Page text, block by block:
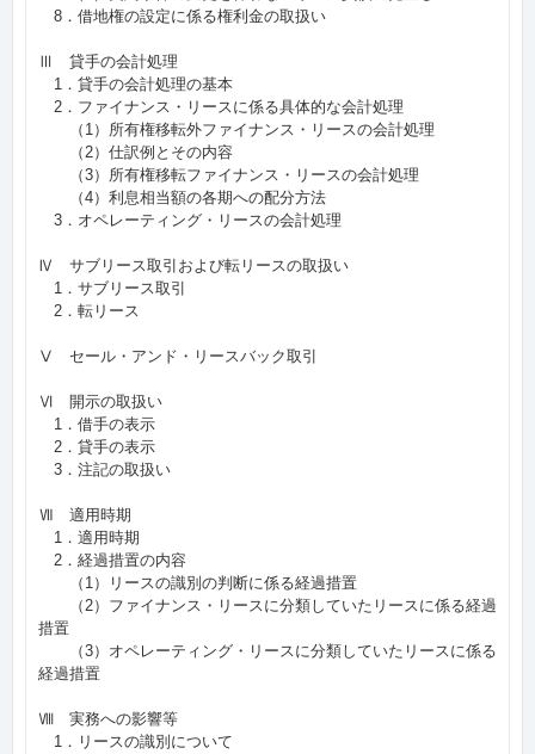
8．借地権の設定に係る権利金の取扱い
Ⅲ 貸手の会計処理
1．貸手の会計処理の基本
2．ファイナンス・リースに係る具体的な会計処理
（1）所有権移転外ファイナンス・リースの会計処理
（2）仕訳例とその内容
（3）所有権移転ファイナンス・リースの会計処理
（4）利息相当額の各期への配分方法
3．オペレーティング・リースの会計処理
Ⅳ サブリース取引および転リースの取扱い
1．サブリース取引
2．転リース
Ⅴ セール・アンド・リースバック取引
Ⅵ 開示の取扱い
1．借手の表示
2．貸手の表示
3．注記の取扱い
Ⅶ 適用時期
1．適用時期
2．経過措置の内容
（1）リースの識別の判断に係る経過措置
（2）ファイナンス・リースに分類していたリースに係る経過
措置
（3）オペレーティング・リースに分類していたリースに係る
経過措置
Ⅷ 実務への影響等
1．リースの識別について